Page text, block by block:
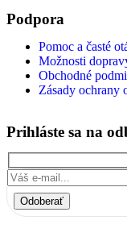
Podpora
Pomoc a časté
Možnosti
Obchodné
Zásady ochrany
Prihláste sa na
Odoberať